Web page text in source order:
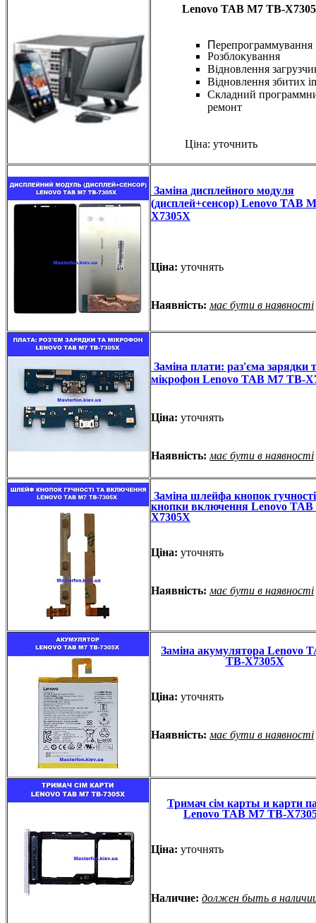
Lenovo TAB M7 TB-
Перепрограммування
Розблокування
Відновлення
Відновлення збитих
Складний
ремонт
Ціна: уточнить
Заміна дисплейного модуля
(дисплей+сенсор) Lenovo TAB
X7305X
Ціна: уточнять
Наявність: має бути в наявності
Заміна плати: раз'єма зарядки
мікрофон Lenovo TAB M7 TB-
Ціна: уточнять
Наявність: має бути в наявності
Заміна шлейфа кнопок
кнопки включення Lenovo
X7305X
Ціна: уточнять
Наявність: має бути в наявності
Заміна акумулятора Lenovo
TB-X7305X
Ціна: уточнять
Наявність: має бути в наявності
Тримач сім карты и карти
Lenovo TAB M7 TB-
Ціна: уточнять
Наличие: должен быть в